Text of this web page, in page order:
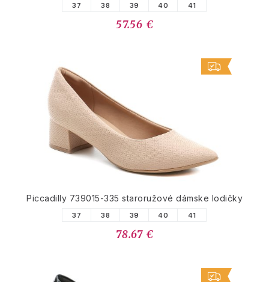
37 38 39 40 41
57.56 €
Piccadilly 739015-335 staroružové dámske lodičky
37 38 39 40 41
78.67 €